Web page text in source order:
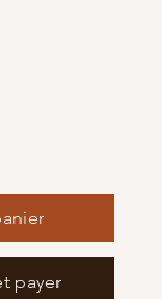
payer